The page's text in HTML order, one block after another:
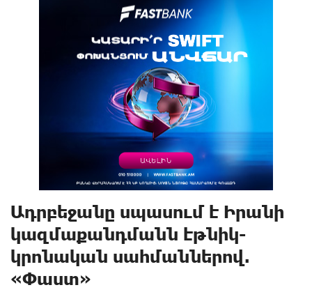
Ադրբեջանը սպասում է Իրանի
կազմաքանդմանն էթնիկ-
կրոնական սահմաններով.
«Փաստ»